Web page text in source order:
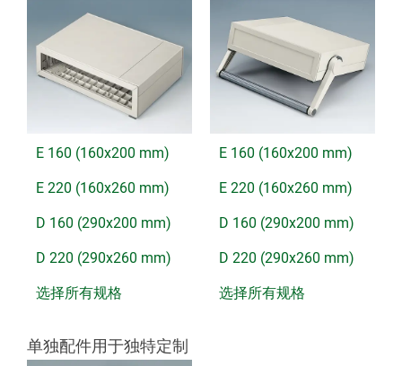
E 160 (160x200 mm)
E 220 (160x260 mm)
D 160 (290x200 mm)
D 220 (290x260 mm)
选择所有规格
E 160 (160x200 mm)
E 220 (160x260 mm)
D 160 (290x200 mm)
D 220 (290x260 mm)
选择所有规格
单独配件用于独特定制